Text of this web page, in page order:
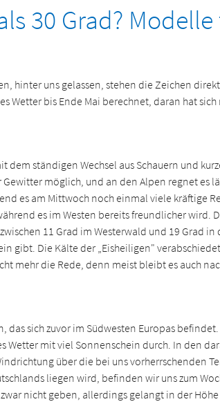
30 Grad?
hinter uns gelassen, stehen die Zeichen
Wetter bis Ende Mai berechnet, daran hat
ständigen Wechsel aus Schauern und
möglich, und an den Alpen regnet es
es am Mittwoch noch einmal viele kräftige
es im Westen bereits freundlicher wird.
11 Grad im Westerwald und 19 Grad in
gibt. Die Kälte der „Eisheiligen"
mehr die Rede, denn meist bleibt es auch
sich zuvor im Südwesten Europas
Wetter mit viel Sonnenschein durch. In den
über die bei uns vorherrschenden
liegen wird, befinden wir uns zum
nicht geben, allerdings gelangt in der Höhe